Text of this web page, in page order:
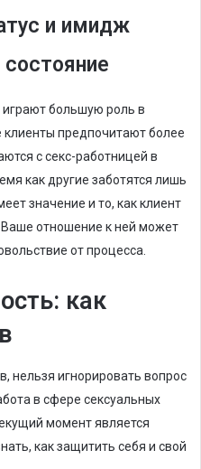
и имидж
большую роль в
клиенты предпочитают более
с секс-работницей в
как другие заботятся лишь
значение и то, как клиент
отношение к ней может
от процесса.
как
нельзя игнорировать вопрос
в сфере сексуальных
момент является
как защитить себя и свой